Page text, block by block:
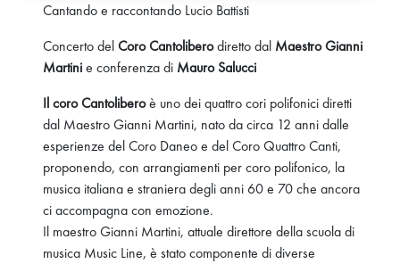
Cantando e raccontando Lucio Battisti
Concerto delCoro Cantoliberodiretto dal Maestro Gianni
Martinie conferenza di Mauro Salucci
Il coro Cantoliberoè uno dei quattro cori polifonici diretti
dal Maestro Gianni Martini, nato da circa 12 anni dalle
esperienze del Coro Daneo e del Coro Quattro Canti,
proponendo, con arrangiamenti per coro polifonico, la
musica italiana e straniera degli anni 60 e 70 che ancora
ci accompagna con emozione.
Il maestro Gianni Martini, attuale direttore della scuola di
musica Music Line, è stato componente di diverse